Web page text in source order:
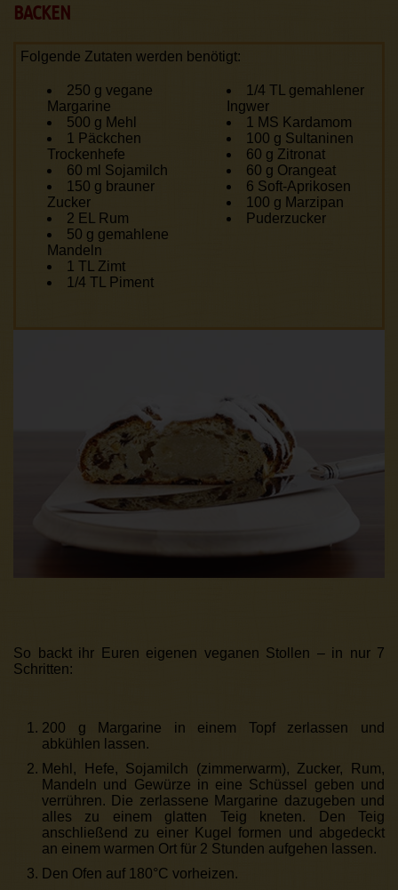
BACKEN
Folgende Zutaten werden benötigt:
250 g vegane
Margarine
500 g Mehl
1 Päckchen
Trockenhefe
60 ml Sojamilch
150 g brauner
Zucker
2 EL Rum
50 g gemahlene
Mandeln
1 TL Zimt
1/4 TL Piment
1/4 TL gemahlener
Ingwer
1 MS Kardamom
100 g Sultaninen
60 g Zitronat
60 g Orangeat
6 Soft-Aprikosen
100 g Marzipan
Puderzucker
So backt ihr Euren eigenen veganen Stollen – in nur 7
Schritten:
200 g Margarine in einem Topf zerlassen und
abkühlen lassen.
Mehl, Hefe, Sojamilch (zimmerwarm), Zucker, Rum,
Mandeln und Gewürze in eine Schüssel geben und
verrühren. Die zerlassene Margarine dazugeben und
alles zu einem glatten Teig kneten. Den Teig
anschließend zu einer Kugel formen und abgedeckt
an einem warmen Ort für 2 Stunden aufgehen lassen.
Den Ofen auf 180°C vorheizen.